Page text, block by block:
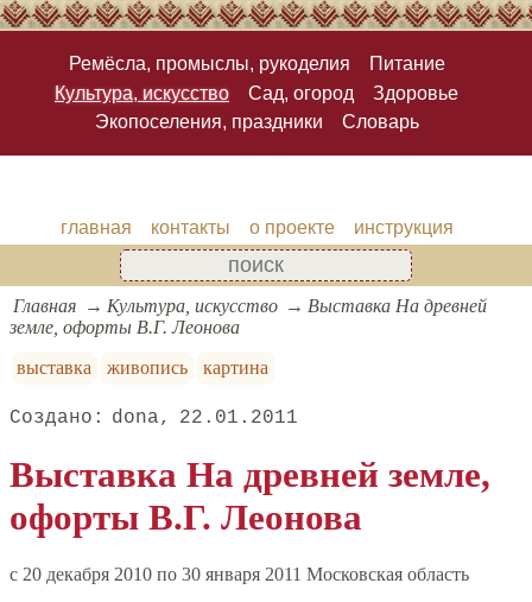
Ремёсла, промыслы, рукоделия
Питание
Культура, искусство
Сад, огород
Здоровье
Экопоселения, праздники
Словарь
главная контакты о проекте инструкция
Главная Культура, искусство
Выставка На древней
земле, офорты В.Г. Леонова
выставка
живопись картина
dona 22.01.2011
Выставка На древней земле,
офорты В.Г. Леонова
c 20 декабря 2010 по 30 января 2011 Московская область